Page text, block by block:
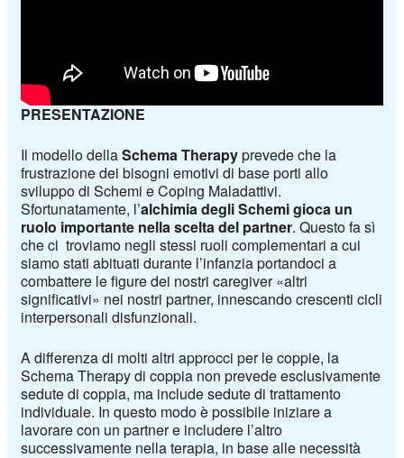
PRESENTAZIONE
Il modello dellaSchema Therapyprevede che la
frustrazione dei bisogni emotivi di base porti allo
sviluppo di Schemi e Coping Maladattivi.
Sfortunatamente, l’alchimia degli Schemi gioca un
ruolo importante nella scelta del partner. Questo fa sì
che ci troviamo negli stessi ruoli complementari a cui
siamo stati abituati durante l’infanzia portandoci a
combattere le figure dei nostri caregiver «altri
significativi» nei nostri partner, innescando crescenti cicli
interpersonali disfunzionali.
A differenza di molti altri approcci per le coppie, la
Schema Therapy di coppia non prevede esclusivamente
sedute di coppia, ma include sedute di trattamento
individuale. In questo modo è possibile iniziare a
lavorare con un partner e includere l’altro
successivamente nella terapia, in base alle necessità